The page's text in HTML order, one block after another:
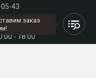
43
- 18:00
заказ